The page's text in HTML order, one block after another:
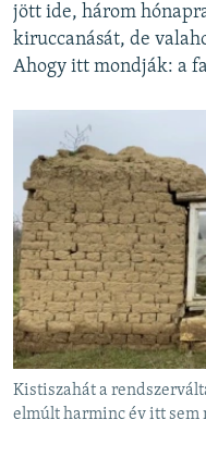
jött ide, három
kiruccanását, de
Ahogy itt mondják: a
Kistiszahát a
elmúlt harminc év itt sem